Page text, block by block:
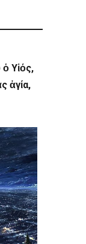
Υἱός,
ἁγία,